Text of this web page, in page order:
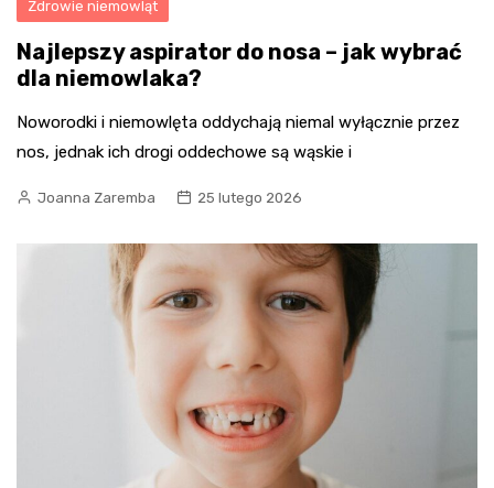
Zdrowie niemowląt
Najlepszy aspirator do nosa – jak wybrać
dla niemowlaka?
Noworodki i niemowlęta oddychają niemal wyłącznie przez
nos, jednak ich drogi oddechowe są wąskie i
Joanna Zaremba 25 lutego 2026